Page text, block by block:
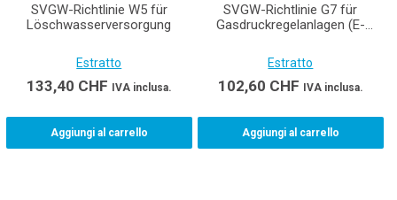
SVGW-Richtlinie W5 für
Löschwasserversorgung
Estratto
133,40 CHF IVA inclusa.
Aggiungi al carrello
SVGW-Richtlinie G7 für
Gasdruckregelanlagen (E-
Estratto
102,60 CHF IVA inclusa.
Aggiungi al carrello